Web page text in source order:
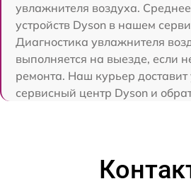
увлажнителя воздуха.
устройств Dyson в нашем
Диагностика увлажнителя
выполняется на выезде, если
ремонта. Наш курьер доставит
сервисный центр Dyson и